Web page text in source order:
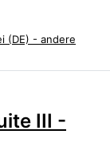
(DE) - andere
III -